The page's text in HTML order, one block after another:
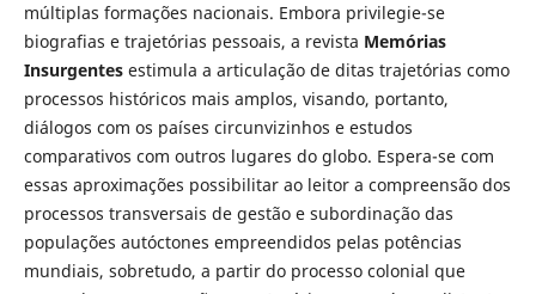
múltiplas formações nacionais. Embora privilegie-se
biografias e trajetórias pessoais, a revista Memórias
Insurgentesestimula a articulação de ditas trajetórias como
processos históricos mais amplos, visando, portanto,
diálogos com os países circunvizinhos e estudos
comparativos com outros lugares do globo. Espera-se com
essas aproximações possibilitar ao leitor a compreensão dos
processos transversais de gestão e subordinação das
populações autóctones empreendidos pelas potências
mundiais, sobretudo, a partir do processo colonial que